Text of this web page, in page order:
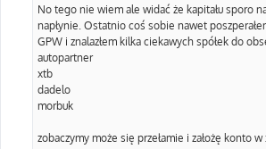
No tego nie wiem ale widać że kapitału sporo
napłynie. Ostatnio coś sobie nawet
GPW i znalazłem kilka ciekawych spółek do
autopartner
xtb
dadelo
morbuk
zobaczymy może się przełamie i założę konto